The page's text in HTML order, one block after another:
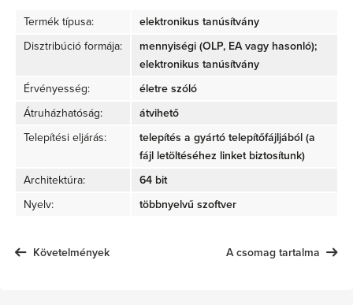
Termék típusa:
elektronikus tanúsítvány
Disztribúció formája:
mennyiségi (OLP, EA vagy hasonló);
elektronikus tanúsítvány
Érvényesség:
életre szóló
Átruházhatóság:
átvihető
Telepítési eljárás:
telepítés a gyártó telepítőfájljából (a
fájl letöltéséhez linket biztosítunk)
Architektúra:
64 bit
Nyelv:
többnyelvű szoftver
Követelmények A csomag tartalma